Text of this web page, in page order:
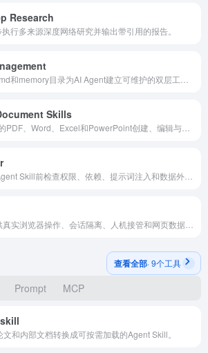
Research
行多来源深度网络研究并输出带引用的报告。
Skills
Prompt MCP
查看全部· 9个工具
和内部文档转换成可按需加载的Agent Skill。